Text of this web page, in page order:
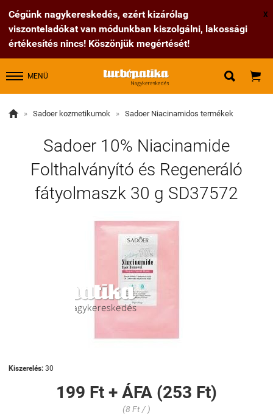
Cégünk nagykereskedés, ezért kizárólag
viszonteladókat van módunkban kiszolgálni, lakossági
értékesítés nincs! Köszönjük megértését!
X
MENÜ  
 » Sadoer kozmetikumok » Sadoer Niacinamidos termékek
Sadoer 10% Niacinamide
Folthalványító és Regeneráló
fátyolmaszk 30 g SD37572
Kiszerelés: 30
199 Ft + ÁFA (253 Ft)
(8 Ft / )